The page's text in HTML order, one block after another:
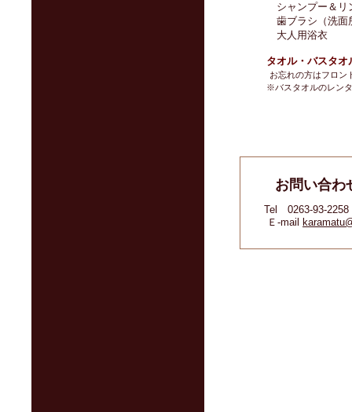
シャンプー＆リン
歯ブラシ（洗面所
大人用浴衣
タオル・バスタオ
お忘れの方はフロン
※バスタオルのレン
お問い合わ
Tel 0263-93-
Ｅ-mail